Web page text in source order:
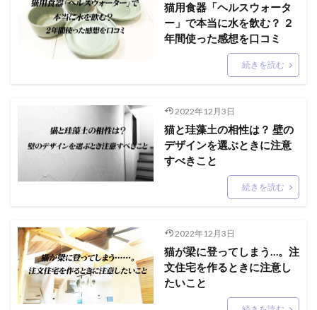
猫用食器「ヘルスウォータ
ー」で本当に水を飲む？ ２
年間使った感想を口コミ
続きを読む
2022年12月3日
猫と珪藻土の相性は？ 壁の
デザインを選ぶときに注意
すべきこと
続きを読む
2022年12月3日
猫が梁に登ってしまう…。注
文住宅を作るときに注意し
たいこと